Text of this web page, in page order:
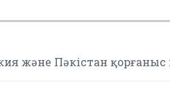
және Пәкістан қорғаныс